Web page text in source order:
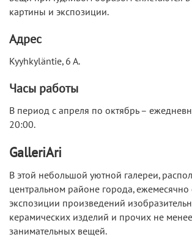
картины и экспозиции.
Адрес
Kyyhkyläntie, 6 A.
Часы работы
В период с апреля по октябрь –
20:00.
GalleriAri
В этой небольшой уютной галереи,
центральном районе города, ежемесячно
экспозиции произведений
керамических изделий и прочих не менее
занимательных вещей.